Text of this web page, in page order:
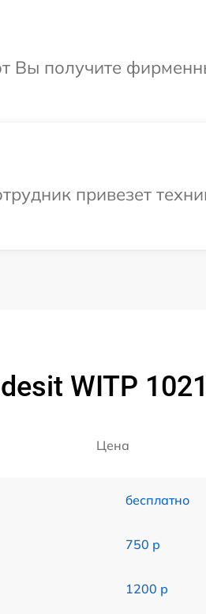
Вы получите
привезет
WITP
Цена
бесплатно
750 р
1200 р